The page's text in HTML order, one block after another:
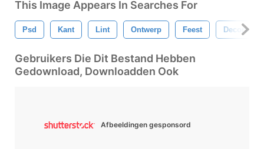
This Image Appears In Searches For
Psd Kant Lint Ontwerp Feest Decoratie
Gebruikers Die Dit Bestand Hebben
Gedownload, Downloadden Ook
Afbeeldingen gesponsord